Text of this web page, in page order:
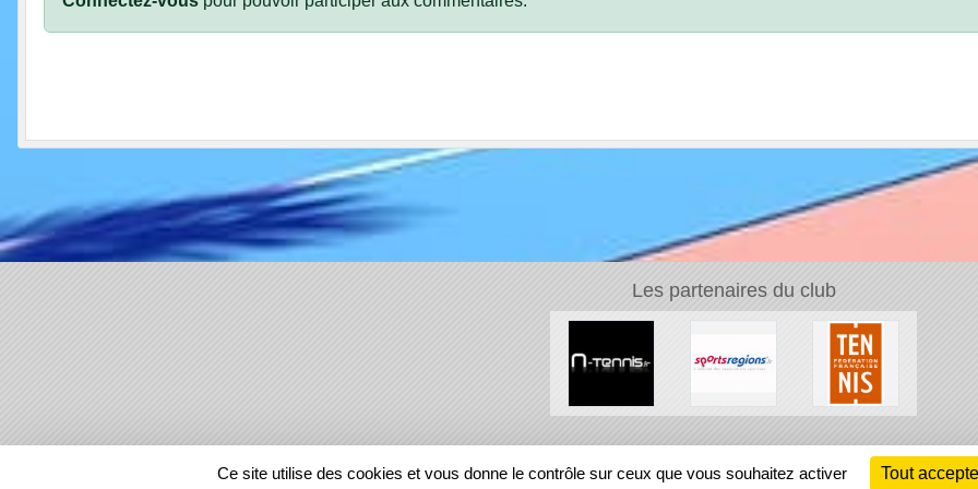
Les partenaires du club
REGIONS
Ce site utilise des cookies et vous donne le contrôle sur ceux que vous souhaitez activer Tout